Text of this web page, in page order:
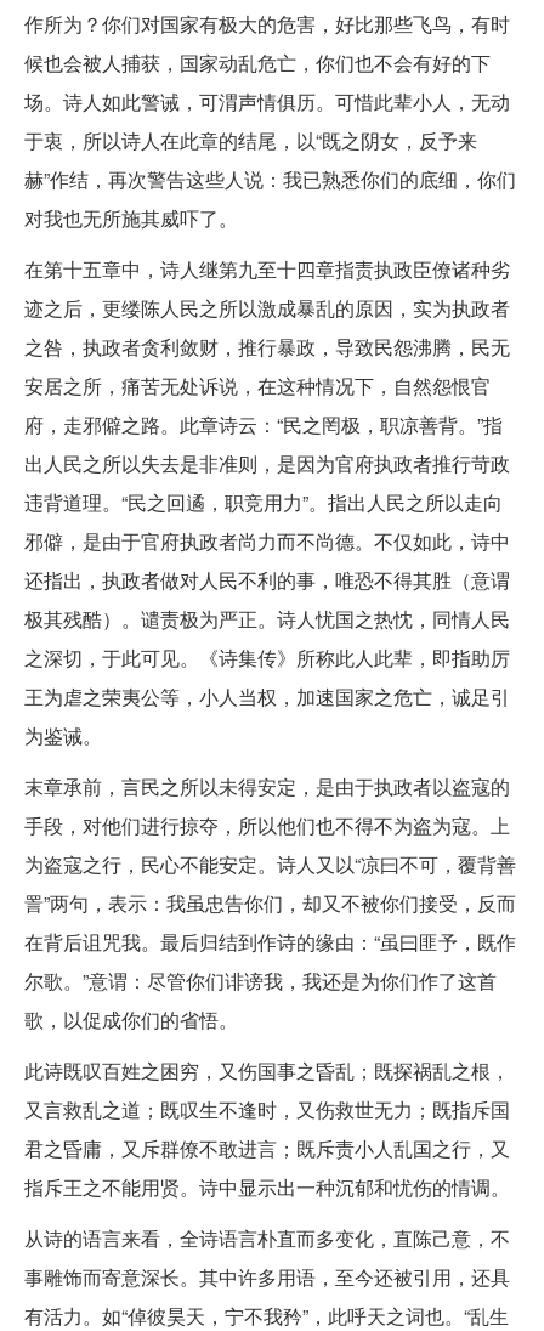
作所为？你们对国家有极大的危害，好比那些飞鸟，有时
候也会被人捕获，国家动乱危亡，你们也不会有好的下
场。诗人如此警诫，可渭声情俱历。可惜此辈小人，无动
于衷，所以诗人在此章的结尾，以“既之阴女，反予来
赫”作结，再次警告这些人说：我已熟悉你们的底细，你们
对我也无所施其威吓了。
在第十五章中，诗人继第九至十四章指责执政臣僚诸种劣
迹之后，更缕陈人民之所以激成暴乱的原因，实为执政者
之咎，执政者贪利敛财，推行暴政，导致民怨沸腾，民无
安居之所，痛苦无处诉说，在这种情况下，自然怨恨官
府，走邪僻之路。此章诗云：“民之罔极，职凉善背。”指
出人民之所以失去是非准则，是因为官府执政者推行苛政
违背道理。“民之回遹，职竞用力”。指出人民之所以走向
邪僻，是由于官府执政者尚力而不尚德。不仅如此，诗中
还指出，执政者做对人民不利的事，唯恐不得其胜（意谓
极其残酷）。谴责极为严正。诗人忧国之热忱，同情人民
之深切，于此可见。《诗集传》所称此人此辈，即指助厉
王为虐之荣夷公等，小人当权，加速国家之危亡，诚足引
为鉴诫。
末章承前，言民之所以未得安定，是由于执政者以盗寇的
手段，对他们进行掠夺，所以他们也不得不为盗为寇。上
为盗寇之行，民心不能安定。诗人又以“凉曰不可，覆背善
詈”两句，表示：我虽忠告你们，却又不被你们接受，反而
在背后诅咒我。最后归结到作诗的缘由：“虽曰匪予，既作
尔歌。”意谓：尽管你们诽谤我，我还是为你们作了这首
歌，以促成你们的省悟。
此诗既叹百姓之困穷，又伤国事之昏乱；既探祸乱之根，
又言救乱之道；既叹生不逢时，又伤救世无力；既指斥国
君之昏庸，又斥群僚不敢进言；既斥责小人乱国之行，又
指斥王之不能用贤。诗中显示出一种沉郁和忧伤的情调。
从诗的语言来看，全诗语言朴直而多变化，直陈己意，不
事雕饰而寄意深长。其中许多用语，至今还被引用，还具
有活力。如“倬彼昊天，宁不我矜”，此呼天之词也。“乱生